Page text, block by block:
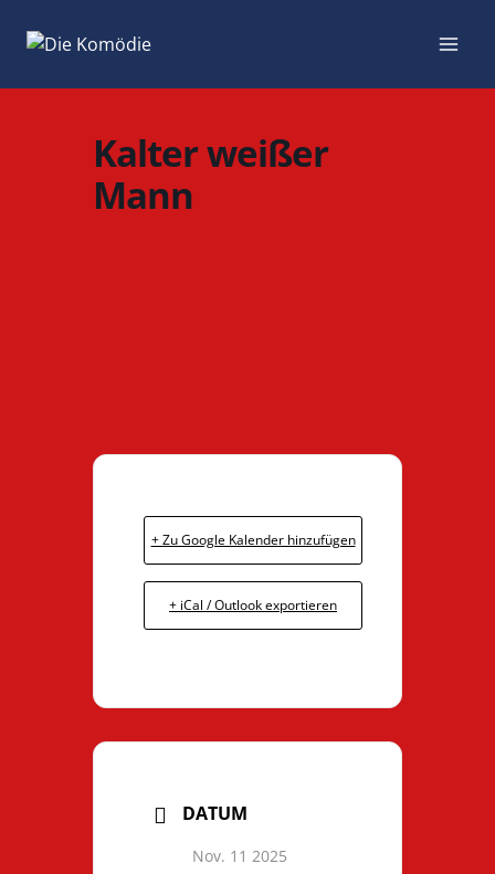
Inhalt
Kalter weißer
Mann
+ Zu Google Kalender hinzufügen
+ iCal / Outlook exportieren
DATUM
Nov. 11 2025